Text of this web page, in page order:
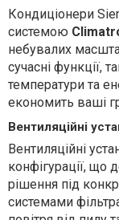
Кондиціонери
системою
небувалих
сучасні функції,
температури та
економить ваші
Вентиляційні
Вентиляційні
конфігурації, що
рішення під
системами